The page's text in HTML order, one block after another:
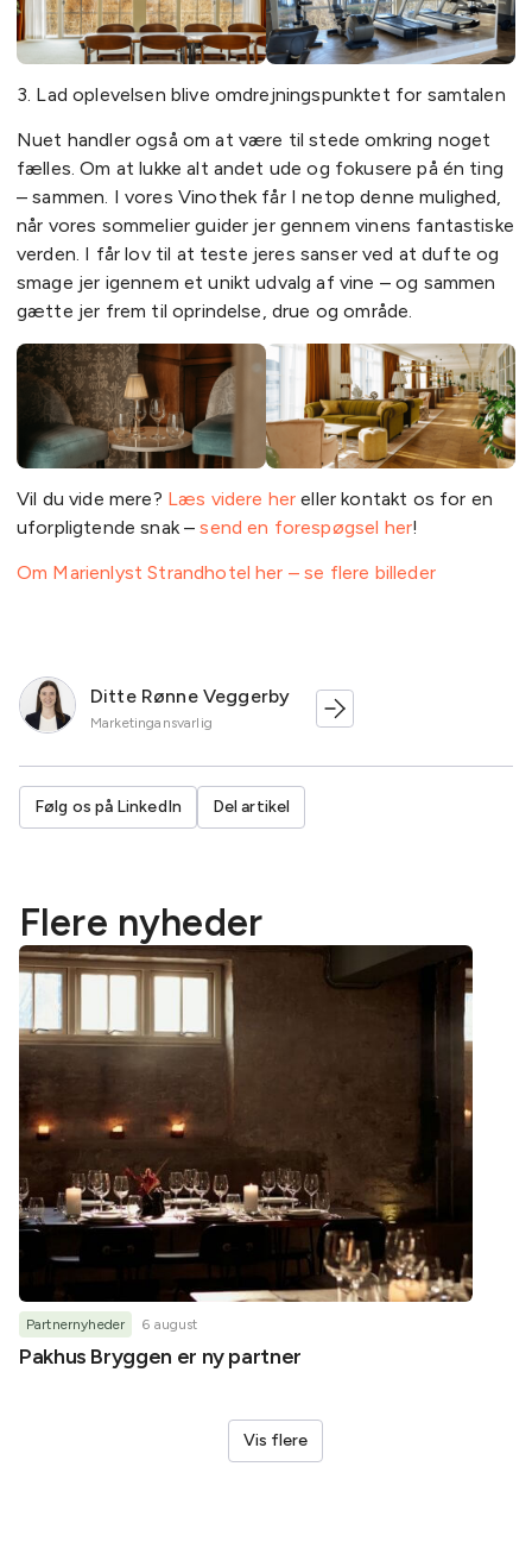
3. Lad oplevelsen blive omdrejningspunktet for samtalen
Nuet handler også om at være til stede omkring noget
fælles. Om at lukke alt andet ude og fokusere på én ting
– sammen. I vores Vinothek får I netop denne mulighed,
når vores sommelier guider jer gennem vinens fantastiske
verden. I får lov til at teste jeres sanser ved at dufte og
smage jer igennem et unikt udvalg af vine – og sammen
gætte jer frem til oprindelse, drue og område.
Vil du vide mere? Læs videre her eller kontakt os for en
uforpligtende snak – send en forespøgsel her!
Om Marienlyst Strandhotel her – se flere billeder
Ditte Rønne Veggerby
Marketingansvarlig
Følg os på LinkedIn Del artikel
Flere nyheder
Partnernyheder 6 august
Pakhus Bryggen er ny partner
Vis flere